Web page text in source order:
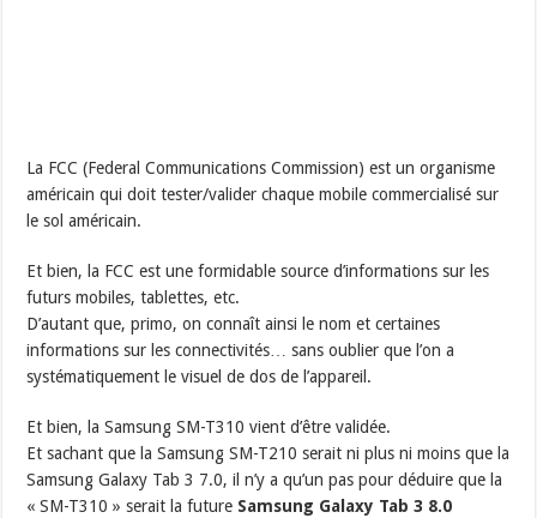
La FCC (Federal Communications Commission) est un organisme
américain qui doit tester/valider chaque mobile commercialisé sur
le sol américain.
Et bien, la FCC est une formidable source d’informations sur les
futurs mobiles, tablettes, etc.
D’autant que, primo, on connaît ainsi le nom et certaines
informations sur les connectivités… sans oublier que l’on a
systématiquement le visuel de dos de l’appareil.
Et bien, la Samsung SM-T310 vient d’être validée.
Et sachant que la Samsung SM-T210 serait ni plus ni moins que la
Samsung Galaxy Tab 3 7.0, il n’y a qu’un pas pour déduire que la
« SM-T310 » serait la future Samsung Galaxy Tab 3 8.0